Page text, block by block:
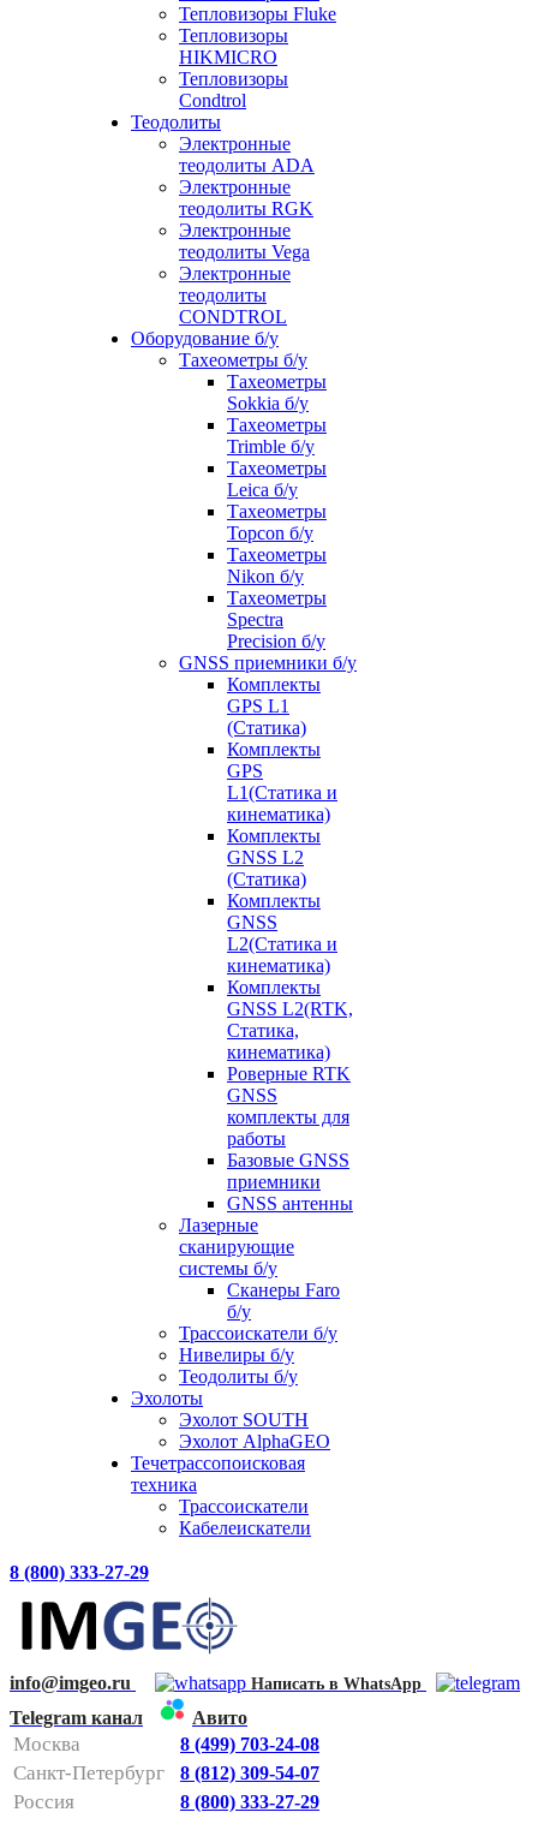
Тепловизоры Fluke
Тепловизоры
HIKMICRO
Тепловизоры
Condtrol
Теодолиты
Электронные
теодолиты ADA
Электронные
теодолиты RGK
Электронные
теодолиты Vega
Электронные
теодолиты
CONDTROL
Оборудование б/у
Тахеометры б/у
Тахеометры
Sokkia б/у
Тахеометры
Trimble б/у
Тахеометры
Leica б/у
Тахеометры
Topcon б/у
Тахеометры
Nikon б/у
Тахеометры
Spectra
Precision б/у
GNSS приемники б/у
Комплекты
GPS L1
(Статика)
Комплекты
GPS
L1(Статика и
кинематика)
Комплекты
GNSS L2
(Статика)
Комплекты
GNSS
L2(Статика и
кинематика)
Комплекты
GNSS L2(RTK,
Статика,
кинематика)
Роверные RTK
GNSS
комплекты для
работы
Базовые GNSS
приемники
GNSS антенны
Лазерные
сканирующие
системы б/у
Сканеры Faro
б/у
Трассоискатели б/у
Нивелиры б/у
Теодолиты б/у
Эхолоты
Эхолот SOUTH
Эхолот AlphaGEO
Течетрассопоисковая
техника
Трассоискатели
Кабелеискатели
8 (800) 333-27-29
info@imgeo.ru Написать в WhatsApp
Telegram канал Авито
Москва 8 (499) 703-24-08
Санкт-Петербург 8 (812) 309-54-07
Россия 8 (800) 333-27-29